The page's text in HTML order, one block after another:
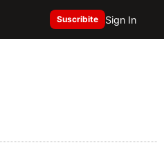
Suscribite Sign In